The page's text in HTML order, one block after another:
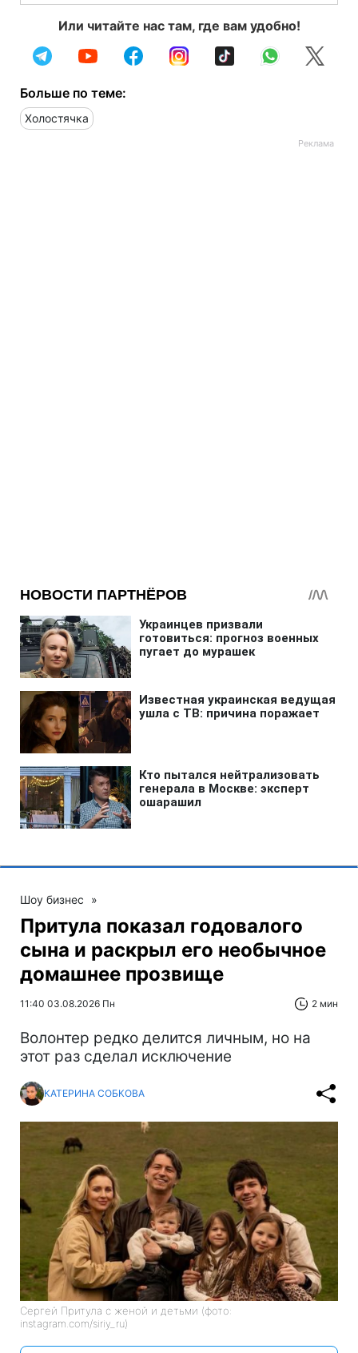
Или читайте нас там, где вам удобно!
Больше по теме:
Холостячка
Шоу бизнес »
Притула показал годовалого
сына и раскрыл его необычное
домашнее прозвище
11:40 03.08.2026 Пн 2 мин
Волонтер редко делится личным, но на
этот раз сделал исключение
КАТЕРИНА СОБКОВА
Сергей Притула с женой и детьми (фото:
instagram.com/siriy_ru)